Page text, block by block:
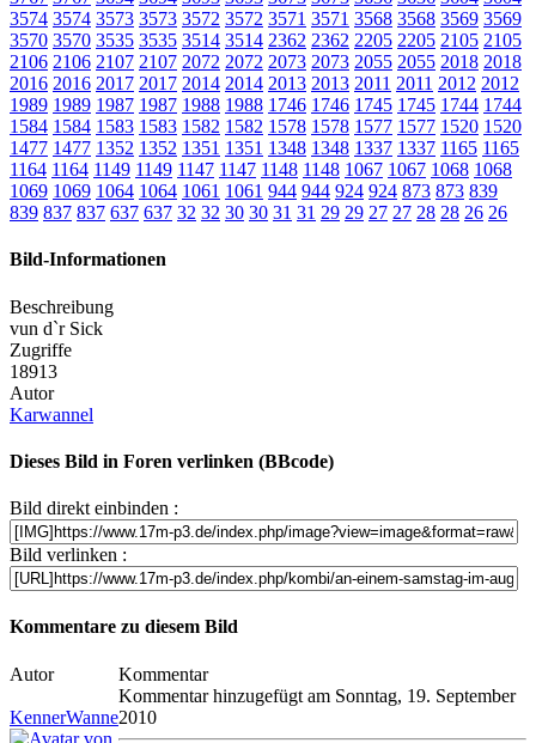
3574 3574 3573 3573 3572 3572 3571 3571 3568 3568 3569 3569
3570 3570 3535 3535 3514 3514 2362 2362 2205 2205 2105 2105
2106 2106 2107 2107 2072 2072 2073 2073 2055 2055 2018 2018
2016 2016 2017 2017 2014 2014 2013 2013 2011 2011 2012 2012
1989 1989 1987 1987 1988 1988 1746 1746 1745 1745 1744 1744
1584 1584 1583 1583 1582 1582 1578 1578 1577 1577 1520 1520
1477 1477 1352 1352 1351 1351 1348 1348 1337 1337 1165 1165
1164 1164 1149 1149 1147 1147 1148 1148 1067 1067 1068 1068
1069 1069 1064 1064 1061 1061 944 944 924 924 873 873 839
839 837 837 637 637 32 32 30 30 31 31 29 29 27 27 28 28 26 26
Bild-Informationen
Beschreibung
vun d`r Sick
Zugriffe
18913
Autor
Karwannel
Dieses Bild in Foren verlinken (BBcode)
Bild direkt einbinden :
Bild verlinken :
Kommentare zu diesem Bild
Autor Kommentar
KennerWanne
Kommentar hinzugefügt am Sonntag, 19. September
2010